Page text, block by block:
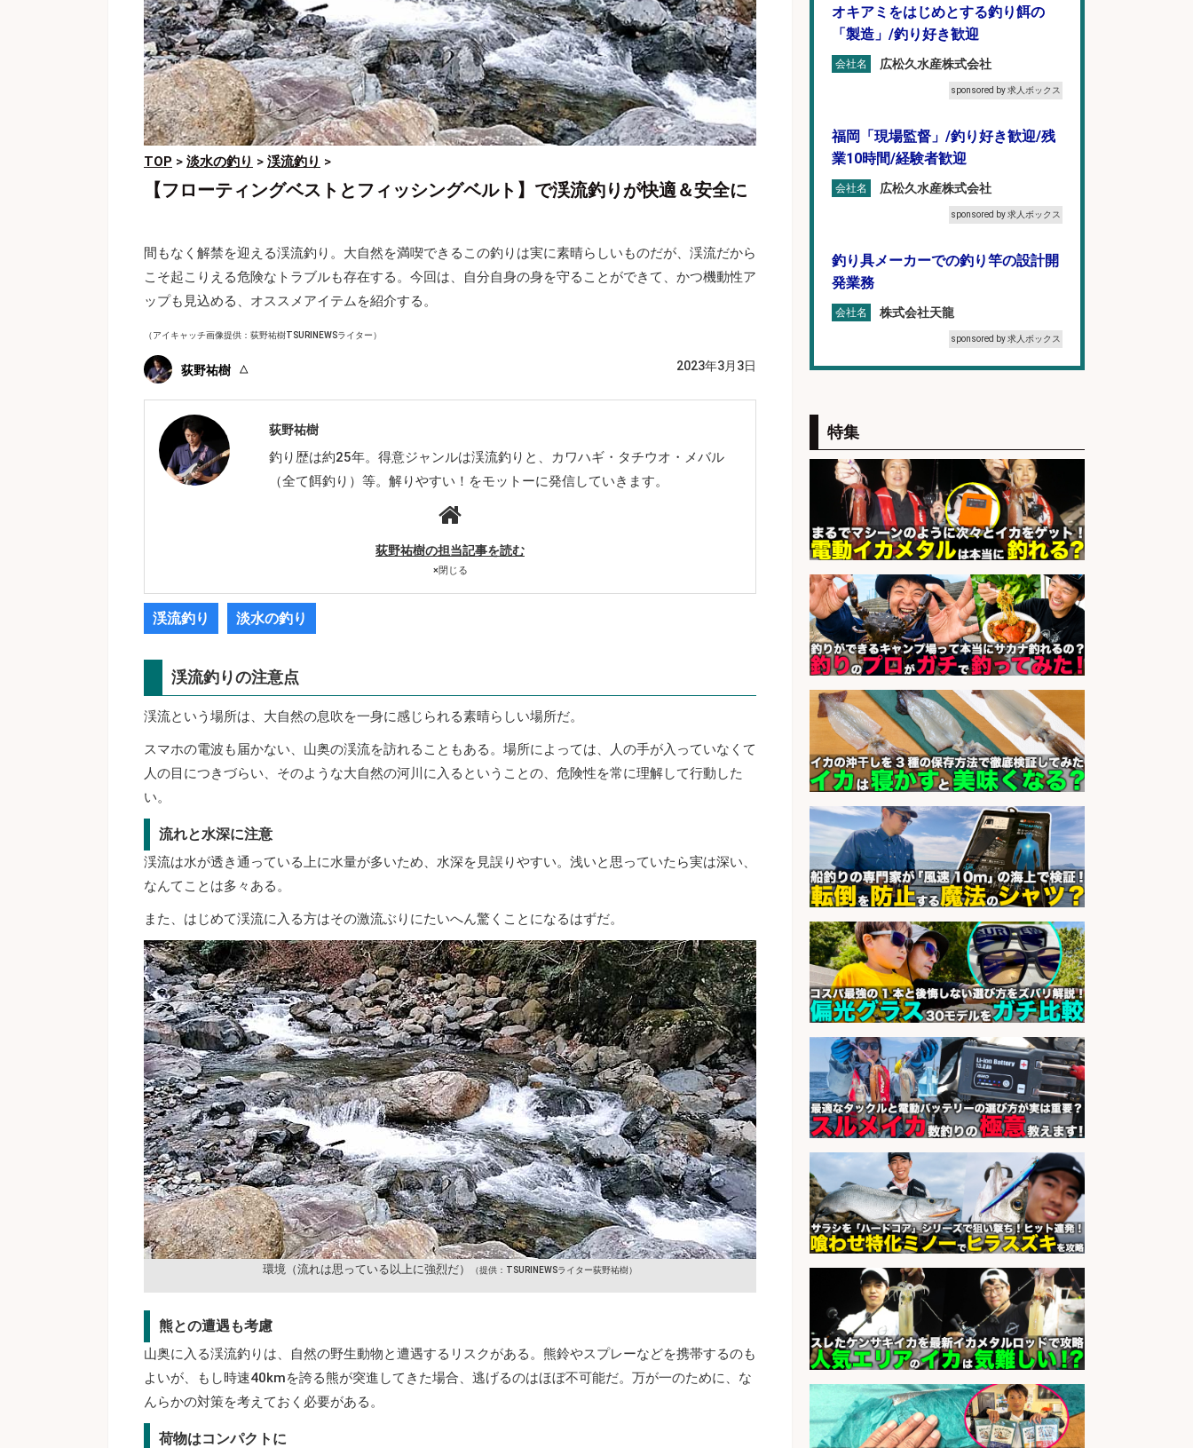
TOP > 淡水の釣り > 渓流釣り >
【フローティングベストとフィッシングベルト】で渓流釣りが快適＆安全に
間もなく解禁を迎える渓流釣り。大自然を満喫できるこの釣りは実に素晴らしいものだが、渓流だから
こそ起こりえる危険なトラブルも存在する。今回は、自分自身の身を守ることができて、かつ機動性ア
ップも見込める、オススメアイテムを紹介する。
（アイキャッチ画像提供：荻野祐樹TSURINEWSライター）
荻野祐樹 2023年3月3日
荻野祐樹
釣り歴は約25年。得意ジャンルは渓流釣りと、カワハギ・タチウオ・メバル
（全て餌釣り）等。解りやすい！をモットーに発信していきます。
荻野祐樹の担当記事を読む
×閉じる
渓流釣り 淡水の釣り
渓流釣りの注意点
渓流という場所は、大自然の息吹を一身に感じられる素晴らしい場所だ。
スマホの電波も届かない、山奥の渓流を訪れることもある。場所によっては、人の手が入っていなくて
人の目につきづらい、そのような大自然の河川に入るということの、危険性を常に理解して行動した
い。
流れと水深に注意
渓流は水が透き通っている上に水量が多いため、水深を見誤りやすい。浅いと思っていたら実は深い、
なんてことは多々ある。
また、はじめて渓流に入る方はその激流ぶりにたいへん驚くことになるはずだ。
環境（流れは思っている以上に強烈だ） （提供：TSURINEWSライター荻野祐樹）
熊との遭遇も考慮
山奥に入る渓流釣りは、自然の野生動物と遭遇するリスクがある。熊鈴やスプレーなどを携帯するのも
よいが、もし時速40kmを誇る熊が突進してきた場合、逃げるのはほぼ不可能だ。万が一のために、な
んらかの対策を考えておく必要がある。
荷物はコンパクトに
オキアミをはじめとする釣り餌の
「製造」/釣り好き歓迎
会社名 広松久水産株式会社
sponsored by 求人ボックス
福岡「現場監督」/釣り好き歓迎/残
業10時間/経験者歓迎
会社名 広松久水産株式会社
sponsored by 求人ボックス
釣り具メーカーでの釣り竿の設計開
発業務
会社名 株式会社天龍
sponsored by 求人ボックス
会社名
sponsored by 求人ボックス
福岡/未経験歓迎「ルート営業」/釣
り好き歓迎/インセンティブ
会社名 広松久水産株式会社
sponsored by 求人ボックス
未経験歓迎/釣り具メーカーでのル
ート営業/釣りや釣具などの知識必
須/残業なし
会社名 株式会社天龍
sponsored by 求人ボックス
宮崎/魚や漁業に関わる現場・事務
の「総合職」 未経験可
会社名 宮崎県漁業協同組合連合会
sponsored by 求人ボックス
釣り好きを活かす「法人営業」/提
案型ルート営業/直行直帰OK
会社名
株式会社スポーツライフプラネ
ッツ
sponsored by 求人ボックス
フィッシング用品の「製品開発設
計」
会社名 メガバス株式会社
sponsored by 求人ボックス
さらに求人情報を見る
特集